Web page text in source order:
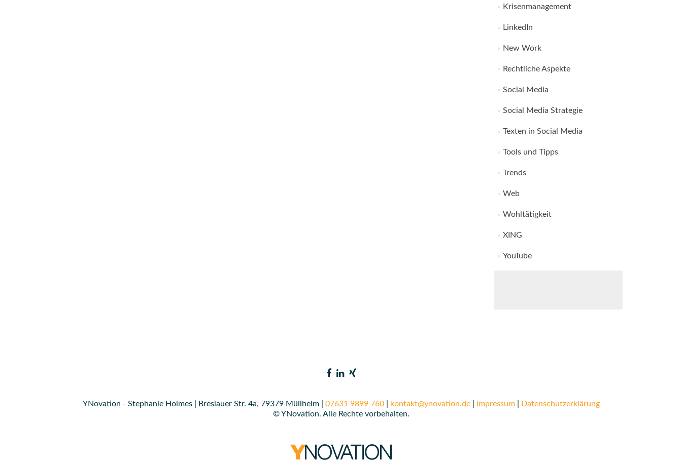
Krisenmanagement
LinkedIn
New Work
Rechtliche Aspekte
Social Media
Social Media Strategie
Texten in Social Media
Tools und Tipps
Trends
Web
Wohltätigkeit
XING
YouTube
YNovation - Stephanie Holmes | Breslauer Str. 4a, 79379 Müllheim | 07631 9899 760| kontakt@ynovation.de| Impressum|
Datenschutzerklärung
© YNovation. Alle Rechte vorbehalten.